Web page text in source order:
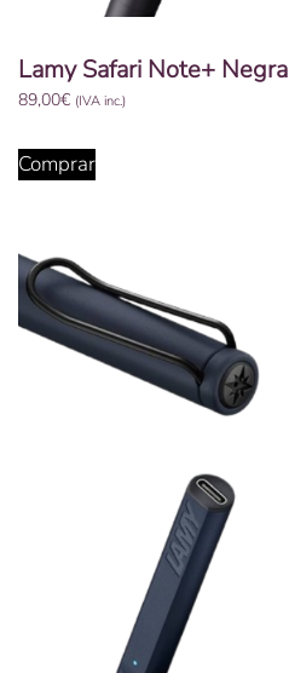
Lamy Safari Note+ Negra
89,00€ (IVA inc.)
Comprar